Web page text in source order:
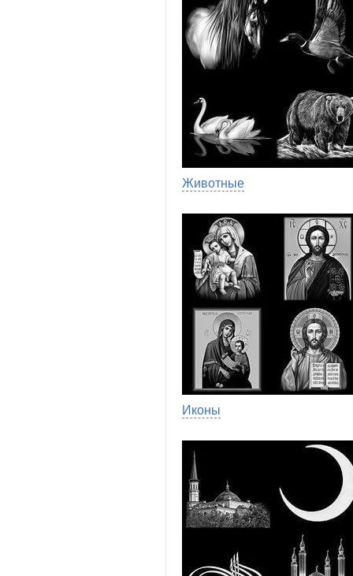
Животные
Иконы